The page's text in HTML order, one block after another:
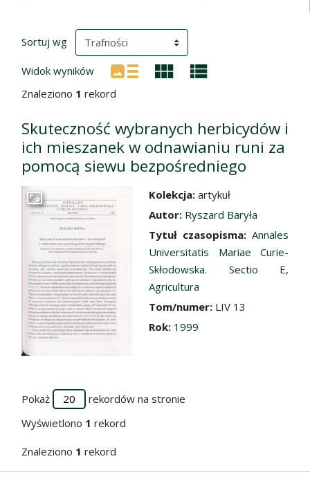
Wyniki wyszukiwania
Sortuj wg (automatyczne przeładowanie treści)
Widok wyników
Znaleziono 1 rekord
Skuteczność wybranych herbicydów i
ich mieszanek w odnawianiu runi za
pomocą siewu bezpośredniego
Przejdź do zbioru
Kolekcja: artykuł
Autor: Ryszard Baryła
Tytuł czasopisma: Annales
Universitatis Mariae Curie-
Skłodowska. Sectio E,
Agricultura
Tom/numer: LIV 13
Rok: 1999
Pokaż
rekordów na stronie
Wyświetlono 1 rekord
Znaleziono 1 rekord